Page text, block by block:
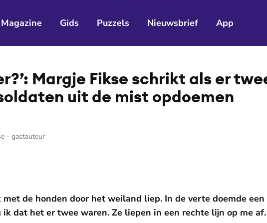
Magazine Gids Puzzels Nieuwsbrief App
Margje Fikse schrikt als er
uit de mist opdoemen
- gastauteur
de honden door het weiland liep. In de verte doemde een
ik dat het er twee waren. Ze liepen in een rechte lijn op me af.